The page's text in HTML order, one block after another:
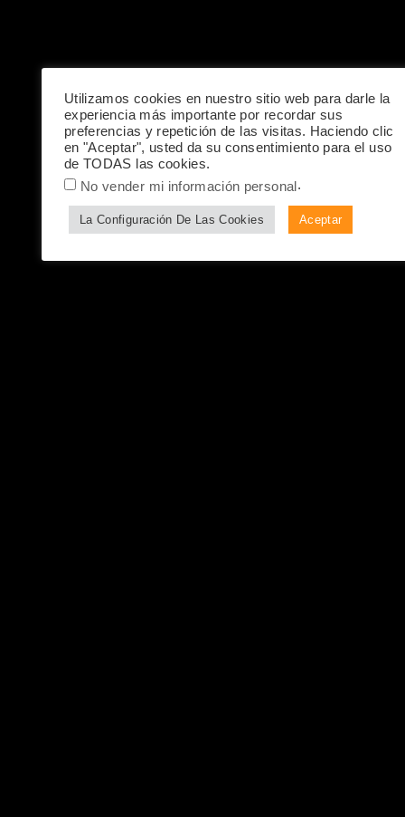
Utilizamos cookies en nuestro sitio web para darle la
experiencia más importante por recordar sus
preferencias y repetición de las visitas. Haciendo clic
en "Aceptar", usted da su consentimiento para el uso
de TODAS las cookies.
No vender mi información personal .
La Configuración De Las Cookies Aceptar